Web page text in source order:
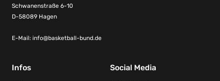
Schwanenstraße 6-10
D-58089 Hagen
E-Mail: info@basketball-bund.de
Infos Social Media